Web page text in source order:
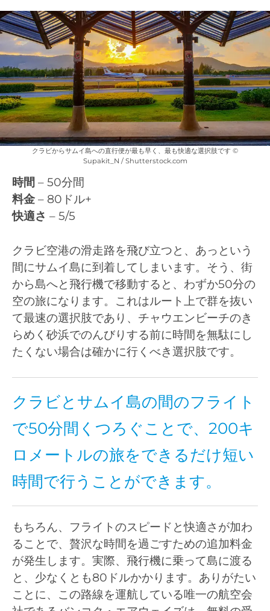
クラビからサムイ島への直行便が最も早く、最も快適な選択肢です ©
Supakit_N / Shutterstock.com
時間 – 50分間
料金 – 80ドル+
快適さ – 5/5
クラビ空港の滑走路を飛び立つと、あっという
間にサムイ島に到着してしまいます。そう、街
から島へと飛行機で移動すると、わずか50分の
空の旅になります。これはルート上で群を抜い
て最速の選択肢であり、チャウエンビーチのき
らめく砂浜でのんびりする前に時間を無駄にし
たくない場合は確かに行くべき選択肢です。
クラビとサムイ島の間のフライト
で50分間くつろぐことで、200キ
ロメートルの旅をできるだけ短い
時間で行うことができます。
もちろん、フライトのスピードと快適さが加わ
ることで、贅沢な時間を過ごすための追加料金
が発生します。実際、飛行機に乗って島に渡る
と、少なくとも80ドルかかります。ありがたい
ことに、この路線を運航している唯一の航空会